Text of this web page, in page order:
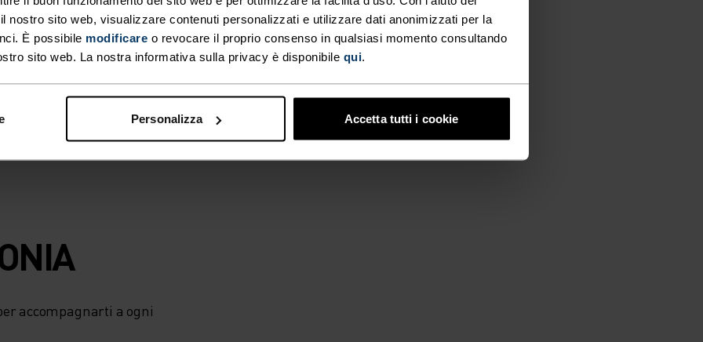
nostro sito web, visualizzare contenuti personalizzati e utilizzare dati anonimizzati per la
È possibile modificare o revocare il proprio consenso in qualsiasi momento consultando
sito web. La nostra informativa sulla privacy è disponibile qui.
Personalizza Accetta tutti i cookie
libertà di
dal vento forte
quando
importanza,
di Odlo.
accompagnarti a ogni